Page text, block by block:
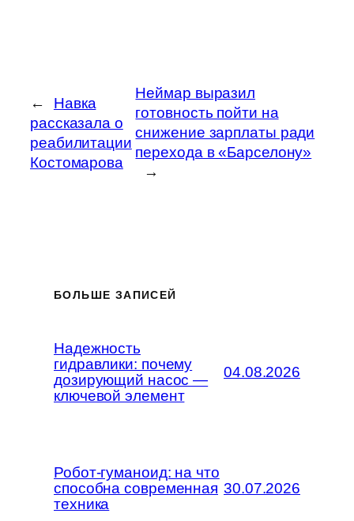
←
Навка
рассказала о
реабилитации
Костомарова
Неймар выразил
готовность пойти на
снижение зарплаты ради
перехода в «Барселону»
→
БОЛЬШЕ ЗАПИСЕЙ
Надежность
гидравлики: почему
дозирующий насос —
ключевой элемент
04.08.2026
Робот-гуманоид: на что
способна современная
техника
30.07.2026